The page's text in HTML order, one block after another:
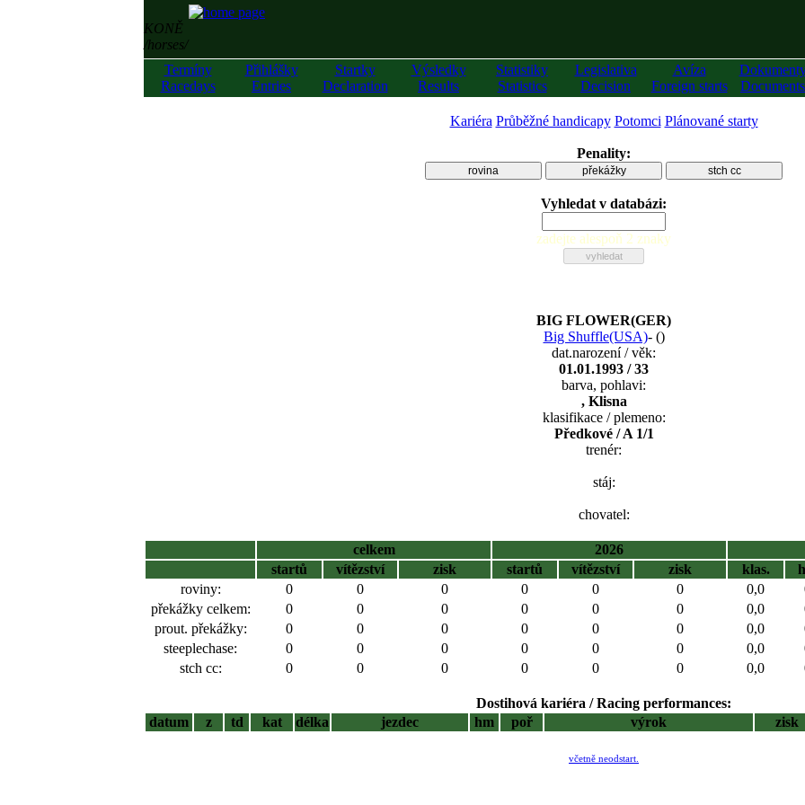
KONĚ
/horses/
Termíny
Racedays
Přihlášky
Entries
Startky
Declaration
Výsledky
Results
Statistiky
Statistics
Legislativa
Decision
Avíza
Foreign starts
Documents
Kariéra Průběžné handicapy Potomci Plánované starty
Penality:
rovina překážky stch cc
Vyhledat v databázi:
zadejte alespoň 2 znaky
BIG FLOWER(GER)
Big Shuffle(USA)-()
dat.narození / věk:
01.01.1993 / 33
barva, pohlavi:
, Klisna
klasifikace / plemeno:
Předkové / A 1/1
trenér:
stáj:
chovatel:
celkem
2026
startů
vítězství zisk startů vítězství zisk klas.
roviny:
0 0 0 0 0 0 0,0
překážky celkem:
0 0 0 0 0 0 0,0
prout. překážky:
0 0 0 0 0 0 0,0
steeplechase:
0 0 0 0 0 0 0,0
stch cc:
0 0 0 0 0 0 0,0
Dostihová kariéra / Racing performances:
datum
z td kat délka jezdec hm poř výrok zisk
včetně neodstart.